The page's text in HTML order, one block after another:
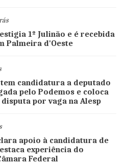
1º Julinão e é recebida
Palmeira d'Oeste
candidatura a deputado
pelo Podemos e coloca
por vaga na Alesp
apoio à candidatura de
experiência do
Federal